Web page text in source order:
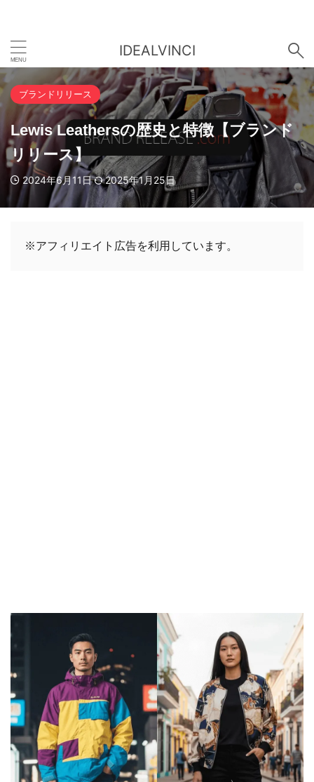
IDEALVINCI
ブランドリリース
Lewis Leathersの歴史と特徴【ブランド
リリース】
2024年6月11日 2025年1月25日
※アフィリエイト広告を利用しています。